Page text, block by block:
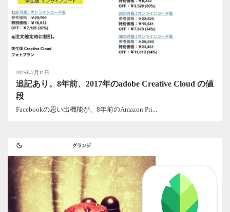
2025年7月11日
追記あり。8年前、2017年のadobe Creative Cloud の値
段
Facebookの思い出機能が、8年前のAmazon Pri...